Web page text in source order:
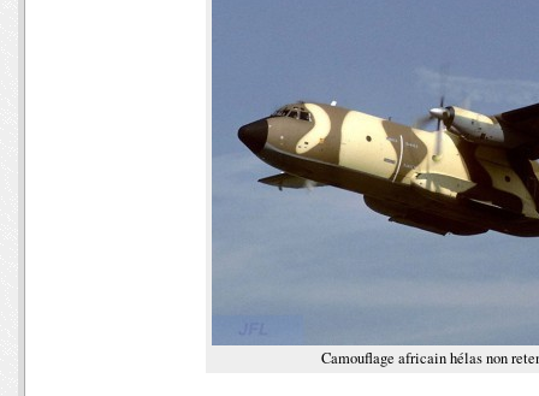
Camouflage africain hélas non